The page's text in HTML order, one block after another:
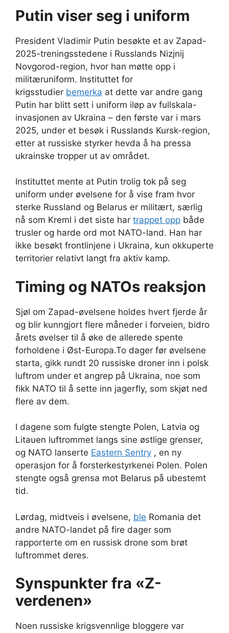
Putin viser seg i uniform
President Vladimir Putin besøkte et av Zapad-
2025-treningsstedene i Russlands Nizjnij
Novgorod-region, hvor han møtte opp i
militæruniform. Instituttet for
krigsstudier bemerka at dette var andre gang
Putin har blitt sett i uniform iløp av fullskala-
invasjonen av Ukraina – den første var i mars
2025, under et besøk i Russlands Kursk-region,
etter at russiske styrker hevda å ha pressa
ukrainske tropper ut av området.
Instituttet mente at Putin trolig tok på seg
uniform under øvelsene for å vise fram hvor
sterke Russland og Belarus er militært, særlig
nå som Kreml i det siste har trappet opp både
trusler og harde ord mot NATO-land. Han har
ikke besøkt frontlinjene i Ukraina, kun okkuperte
territorier relativt langt fra aktiv kamp.
Timing og NATOs reaksjon
Sjøl om Zapad-øvelsene holdes hvert fjerde år
og blir kunngjort flere måneder i forveien, bidro
årets øvelser til å øke de allerede spente
forholdene i Øst-Europa.To dager før øvelsene
starta, gikk rundt 20 russiske droner inn i polsk
luftrom under et angrep på Ukraina, noe som
fikk NATO til å sette inn jagerfly, som skjøt ned
flere av dem.
I dagene som fulgte stengte Polen, Latvia og
Litauen luftrommet langs sine østlige grenser,
og NATO lanserte Eastern Sentry , en ny
operasjon for å forsterkestyrkenei Polen. Polen
stengte også grensa mot Belarus på ubestemt
tid.
Lørdag, midtveis i øvelsene, ble Romania det
andre NATO-landet på fire dager som
rapporterte om en russisk drone som brøt
luftrommet deres.
Synspunkter fra «Z-
verdenen»
Noen russiske krigsvennlige bloggere var